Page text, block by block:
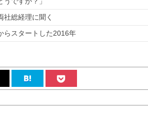
総経理に聞く
らスタートした2016年